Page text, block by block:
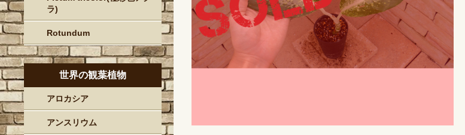
ラ)
Rotundum
世界の観葉植物
アロカシア
アンスリウム